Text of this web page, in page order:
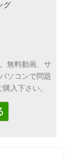
グ
無料動画、サ
ソコンで問題
入下さい。